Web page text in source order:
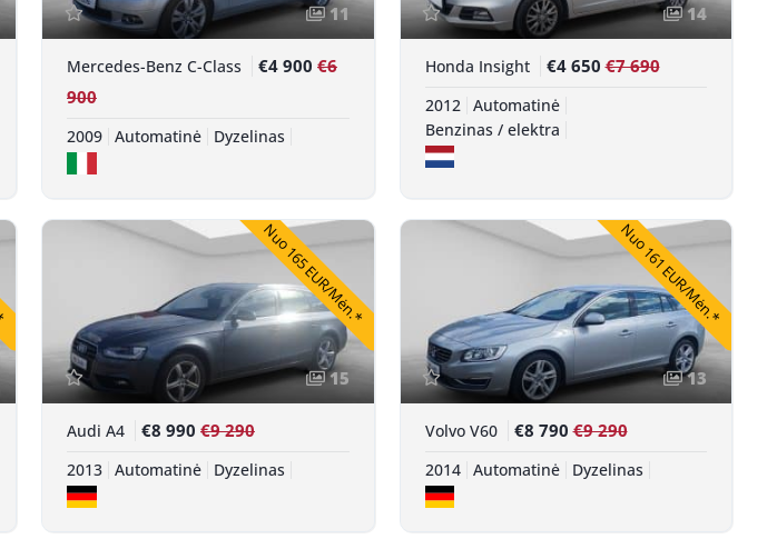
11
Mercedes-Benz C-Class €4 900 €6
900
2009 Automatinė Dyzelinas
14
Honda Insight €4 650€7 690
2012
Automatinė
Benzinas / elektra
Nuo 165 EUR/Mėn.*
15
Audi A4 €8 990 €9 290
2013 Automatinė Dyzelinas
Nuo 161 EUR/Mėn.*
13
Volvo V60 €8 790€9 290
2014 Automatinė Dyzelinas